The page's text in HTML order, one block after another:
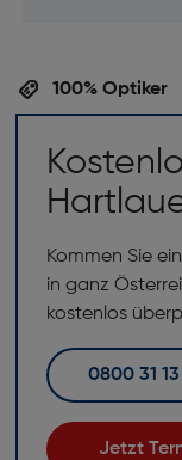
100% Optiker
Kommen Sie
in ganz
kostenlos
0800 31
Jetzt